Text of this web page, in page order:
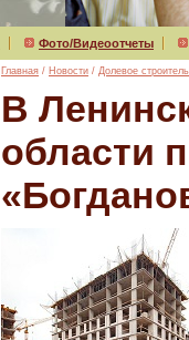
Фото/Видеоотчеты
Главная / Новости / Долевое
В
области